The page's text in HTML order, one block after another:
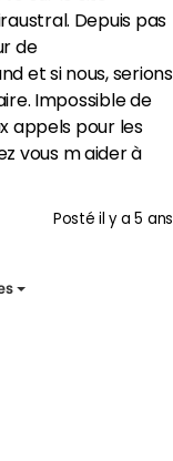
Depuis pas
de
et si nous, serions
Impossible de
appels pour les
vous m aider à
Postéil y a 5 ans